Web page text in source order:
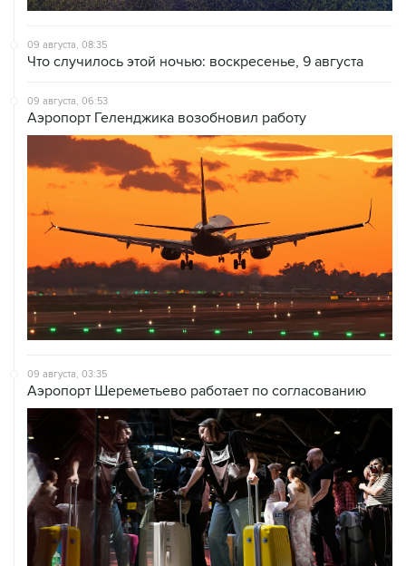
09 августа, 08:35
Что случилось этой ночью: воскресенье, 9 августа
09 августа, 06:53
Аэропорт Геленджика возобновил работу
09 августа, 03:35
Аэропорт Шереметьево работает по согласованию